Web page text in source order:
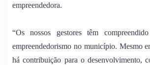
empreendedora.
“Os nossos gestores têm
empreendedorismo no município. Mesmo
há contribuição para o desenvolvimento,